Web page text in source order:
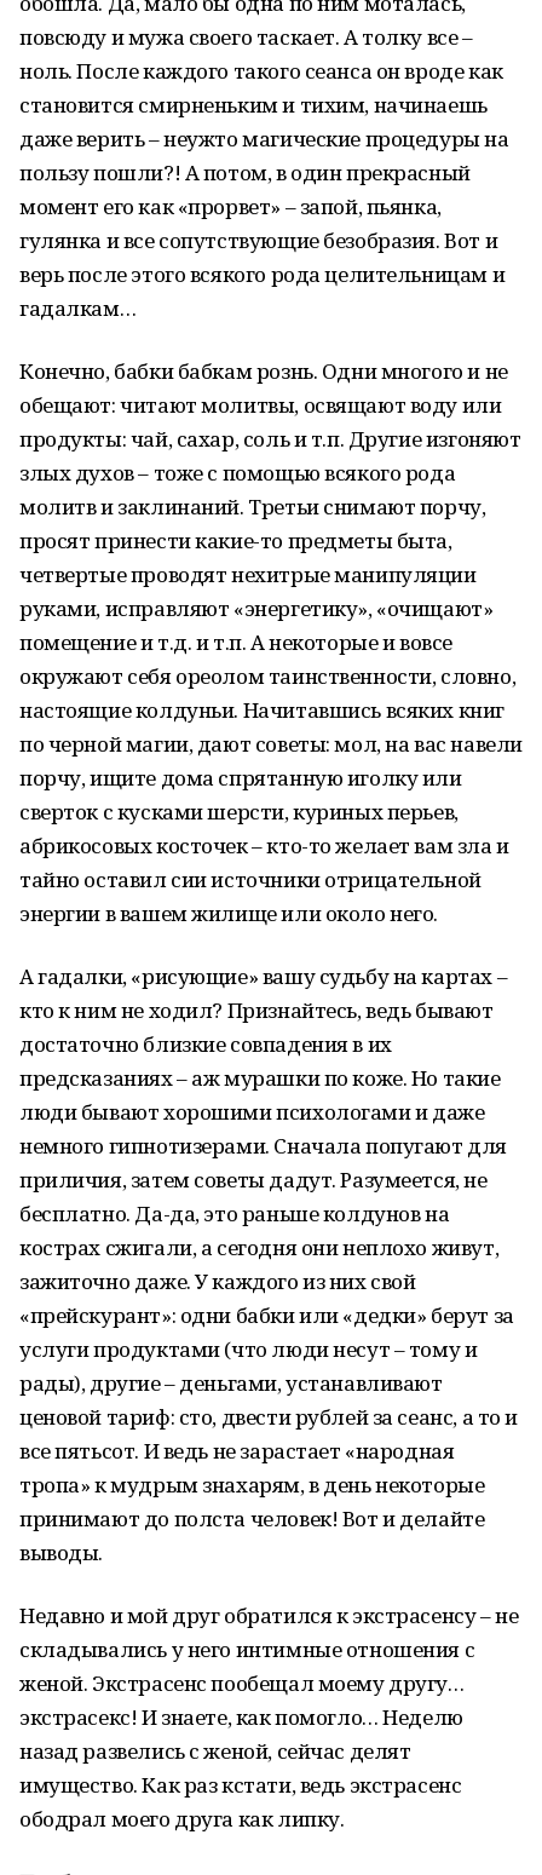
повсюду и мужа своего таскает. А толку все –
ноль. После каждого такого сеанса он вроде как
становится смирненьким и тихим, начинаешь
даже верить – неужто магические процедуры на
пользу пошли?! А потом, в один прекрасный
момент его как «прорвет» – запой, пьянка,
гулянка и все сопутствующие безобразия. Вот и
верь после этого всякого рода целительницам и
гадалкам…
Конечно, бабки бабкам рознь. Одни многого и не
обещают: читают молитвы, освящают воду или
продукты: чай, сахар, соль и т.п. Другие изгоняют
злых духов – тоже с помощью всякого рода
молитв и заклинаний. Третьи снимают порчу,
просят принести какие-то предметы быта,
четвертые проводят нехитрые манипуляции
руками, исправляют «энергетику», «очищают»
помещение и т.д. и т.п. А некоторые и вовсе
окружают себя ореолом таинственности, словно,
настоящие колдуньи. Начитавшись всяких книг
по черной магии, дают советы: мол, на вас навели
порчу, ищите дома спрятанную иголку или
сверток с кусками шерсти, куриных перьев,
абрикосовых косточек – кто-то желает вам зла и
тайно оставил сии источники отрицательной
энергии в вашем жилище или около него.
А гадалки, «рисующие» вашу судьбу на картах –
кто к ним не ходил? Признайтесь, ведь бывают
достаточно близкие совпадения в их
предсказаниях – аж мурашки по коже. Но такие
люди бывают хорошими психологами и даже
немного гипнотизерами. Сначала попугают для
приличия, затем советы дадут. Разумеется, не
бесплатно. Да-да, это раньше колдунов на
кострах сжигали, а сегодня они неплохо живут,
зажиточно даже. У каждого из них свой
«прейскурант»: одни бабки или «дедки» берут за
услуги продуктами (что люди несут – тому и
рады), другие – деньгами, устанавливают
ценовой тариф: сто, двести рублей за сеанс, а то и
все пятьсот. И ведь не зарастает «народная
тропа» к мудрым знахарям, в день некоторые
принимают до полста человек! Вот и делайте
выводы.
Недавно и мой друг обратился к экстрасенсу – не
складывались у него интимные отношения с
женой. Экстрасенс пообещал моему другу…
экстрасекс! И знаете, как помогло… Неделю
назад развелись с женой, сейчас делят
имущество. Как раз кстати, ведь экстрасенс
ободрал моего друга как липку.